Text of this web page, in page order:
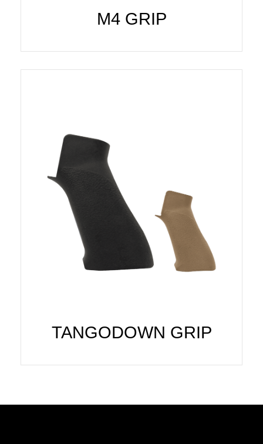
M4 GRIP
TANGODOWN GRIP